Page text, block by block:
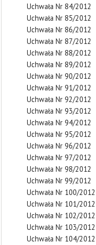
Uchwała Nr 84/2012
Uchwała Nr 85/2012
Uchwała Nr 86/2012
Uchwała Nr 87/2012
Uchwała Nr 88/2012
Uchwała Nr 89/2012
Uchwała Nr 90/2012
Uchwała Nr 91/2012
Uchwała Nr 92/2012
Uchwała Nr 93/2012
Uchwała Nr 94/2012
Uchwała Nr 95/2012
Uchwała Nr 96/2012
Uchwała Nr 97/2012
Uchwała Nr 98/2012
Uchwała Nr 99/2012
Uchwała Nr 100/2012
Uchwała Nr 101/2012
Uchwała Nr 102/2012
Uchwała Nr 103/2012
Uchwała Nr 104/2012